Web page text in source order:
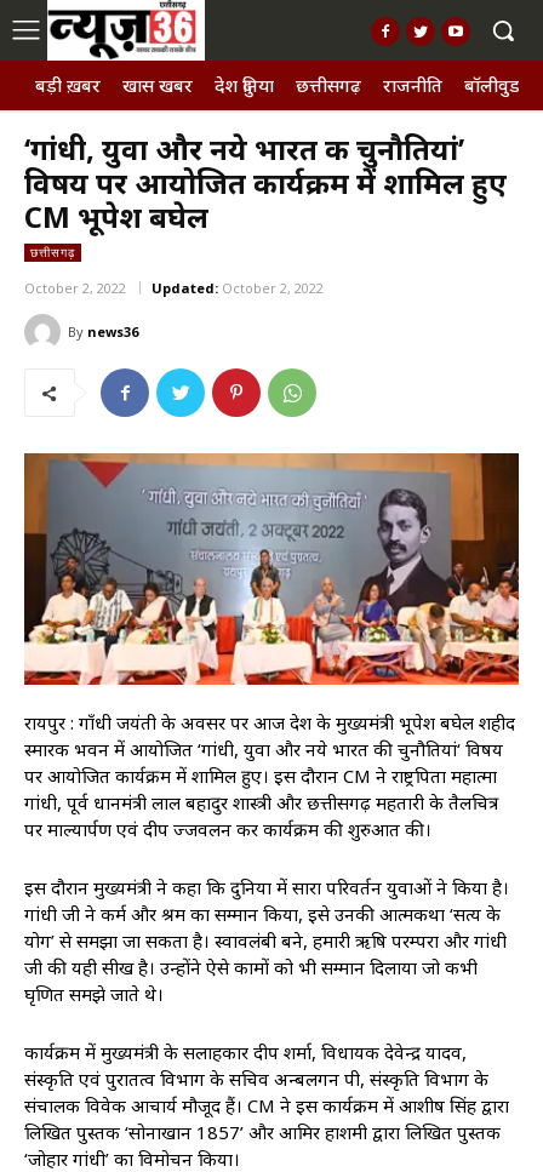
बड़ी ख़बर खास खबर देश दुनिया छत्तीसगढ़ राजनीति बॉलीवुड,
‘गांधी, युवा और नये भारत की चुनौतियां’
विषय पर आयोजित कार्यक्रम में शामिल हुए
CM भूपेश बघेल
छत्तीसगढ़
October 2, 2022 Updated: October 2, 2022
By news36
रायपुर : गाँधी जयंती के अवसर पर आज प्रदेश के मुख्यमंत्री भूपेश बघेल शहीद
स्मारक भवन में आयोजित ‘गांधी, युवा और नये भारत की चुनौतियां‘ विषय
पर आयोजित कार्यक्रम में शामिल हुए। इस दौरान CM ने राष्ट्रपिता महात्मा
गांधी, पूर्व प्रधानमंत्री लाल बहादुर शास्त्री और छत्तीसगढ़ महतारी के तैलचित्र
पर माल्यार्पण एवं दीप प्रज्जवलन कर कार्यक्रम की शुरुआत की।
इस दौरान मुख्यमंत्री ने कहा कि दुनिया में सारा परिवर्तन युवाओं ने किया है।
गांधी जी ने कर्म और श्रम का सम्मान किया, इसे उनकी आत्मकथा ‘सत्य के
प्रयोग’ से समझा जा सकता है। स्वावलंबी बने, हमारी ऋषि परम्परा और गांधी
जी की यही सीख है। उन्होंने ऐसे कामों को भी सम्मान दिलाया जो कभी
घृणित समझे जाते थे।
कार्यक्रम में मुख्यमंत्री के सलाहकार प्रदीप शर्मा, विधायक देवेन्द्र यादव,
संस्कृति एवं पुरातत्व विभाग के सचिव अन्बलगन पी, संस्कृति विभाग के
संचालक विवेक आचार्य मौजूद हैं। CM ने इस कार्यक्रम में आशीष सिंह द्वारा
लिखित पुस्तक ‘सोनाखान 1857’ और आमिर हाशमी द्वारा लिखित पुस्तक
‘जोहार गांधी’ का विमोचन किया।